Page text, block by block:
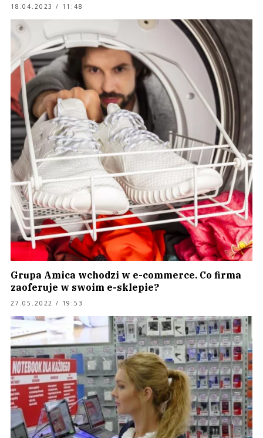
18.04.2023 / 11:48
Grupa Amica wchodzi w e-commerce. Co firma
zaoferuje w swoim e-sklepie?
27.05.2022 / 19:53